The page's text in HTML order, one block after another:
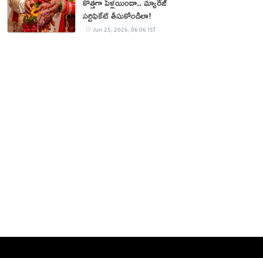
సర్టిఫికేట్ తీసుకోండిలా!
Jun 25, 2026, 06:06 IST